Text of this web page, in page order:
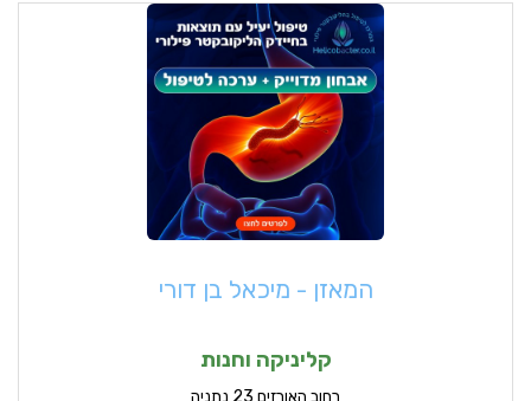
המאזן - מיכאל בן דורי
קליניקה וחנות